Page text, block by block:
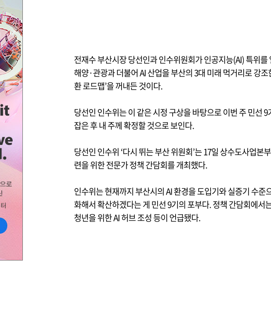
전재수 부산시장 당선인과 인수위원회가 인공지능(AI) 특위
해양·관광과 더불어 AI 산업을 부산의 3대 미래 먹거리로 강
환 로드맵’을 꺼내든 것이다.
당선인 인수위는 이 같은 시정 구상을 바탕으로 이번 주 민선
잡은 후 내 주께 확정할 것으로 보인다.
당선인 인수위 ‘다시 뛰는 부산 위원회’는 17일 상수도사업본
련을 위한 전문가 정책 간담회를 개최했다.
인수위는 현재까지 부산시의 AI 환경을 도입기와 실증기 수
화해서 확산하겠다는 게 민선 9기의 포부다. 정책 간담회에서
청년을 위한 AI 허브 조성 등이 언급됐다.